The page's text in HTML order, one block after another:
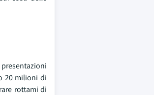
20 milioni di
rottami di